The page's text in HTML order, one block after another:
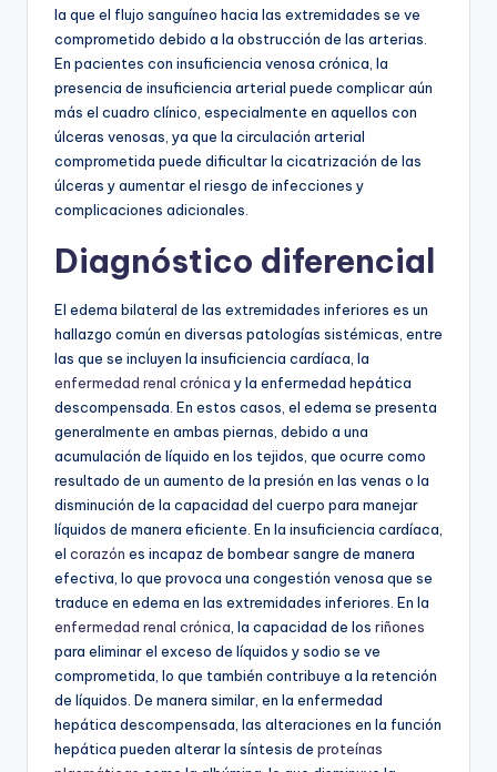
la que el flujo sanguíneo hacia las extremidades se ve
comprometido debido a la obstrucción de las arterias.
En pacientes con insuficiencia venosa crónica, la
presencia de insuficiencia arterial puede complicar aún
más el cuadro clínico, especialmente en aquellos con
úlceras venosas, ya que la circulación arterial
comprometida puede dificultar la cicatrización de las
úlceras y aumentar el riesgo de infecciones y
complicaciones adicionales.
Diagnóstico diferencial
El edema bilateral de las extremidades inferiores es un
hallazgo común en diversas patologías sistémicas, entre
las que se incluyen la insuficiencia cardíaca, la
enfermedad renal crónica y la enfermedad hepática
descompensada. En estos casos, el edema se presenta
generalmente en ambas piernas, debido a una
acumulación de líquido en los tejidos, que ocurre como
resultado de un aumento de la presión en las venas o la
disminución de la capacidad del cuerpo para manejar
líquidos de manera eficiente. En la insuficiencia cardíaca,
el corazón es incapaz de bombear sangre de manera
efectiva, lo que provoca una congestión venosa que se
traduce en edema en las extremidades inferiores. En la
enfermedad renal crónica , la capacidad de los riñones
para eliminar el exceso de líquidos y sodio se ve
comprometida, lo que también contribuye a la retención
de líquidos. De manera similar, en la enfermedad
hepática descompensada, las alteraciones en la función
hepática pueden alterar la síntesis de proteínas